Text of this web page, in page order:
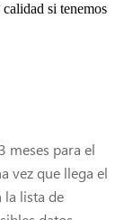
si tenemos
meses para el
vez que llega el
la lista de